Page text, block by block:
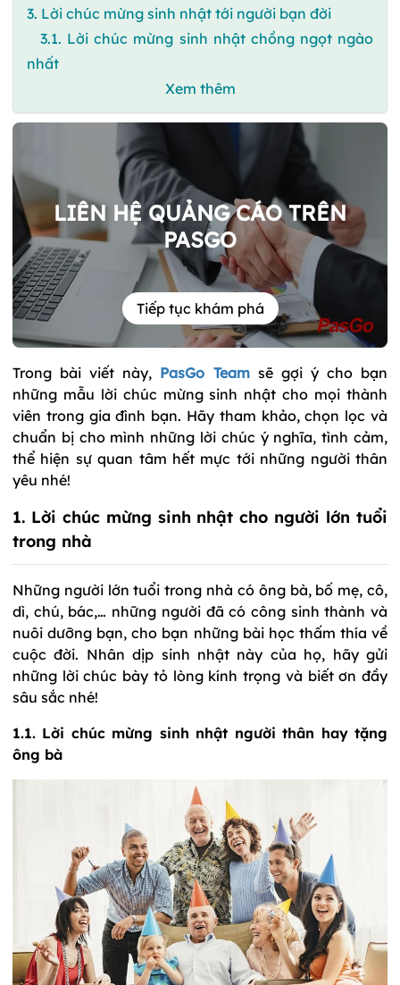
3. Lời chúc mừng sinh nhật tới người bạn đời
3.1. Lời chúc mừng sinh nhật chồng ngọt ngào
nhất
Xem thêm
LIÊN HỆ QUẢNG CÁO TRÊN
PASGO
Tiếp tục khám phá
Trong bài viết này, PasGo Teamsẽ gợi ý cho bạn
những mẫu lời chúc mừng sinh nhật cho mọi thành
viên trong gia đình bạn. Hãy tham khảo, chọn lọc và
chuẩn bị cho mình những lời chúc ý nghĩa, tình cảm,
thể hiện sự quan tâm hết mực tới những người thân
yêu nhé!
1. Lời chúc mừng sinh nhật cho người lớn tuổi
trong nhà
Những người lớn tuổi trong nhà có ông bà, bố mẹ, cô,
dì, chú, bác,… những người đã có công sinh thành và
nuôi dưỡng bạn, cho bạn những bài học thấm thía về
cuộc đời. Nhân dịp sinh nhật này của họ, hãy gửi
những lời chúc bày tỏ lòng kính trọng và biết ơn đầy
sâu sắc nhé!
1.1. Lời chúc mừng sinh nhật người thân hay tặng
ông bà